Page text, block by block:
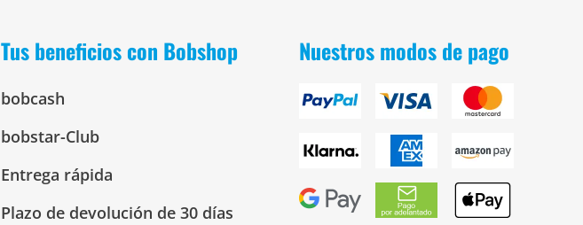
Tus beneficios con Bobshop
bobcash
bobstar-Club
Entrega rápida
Plazo de devolución de 30 días
Nuestros modos de pago